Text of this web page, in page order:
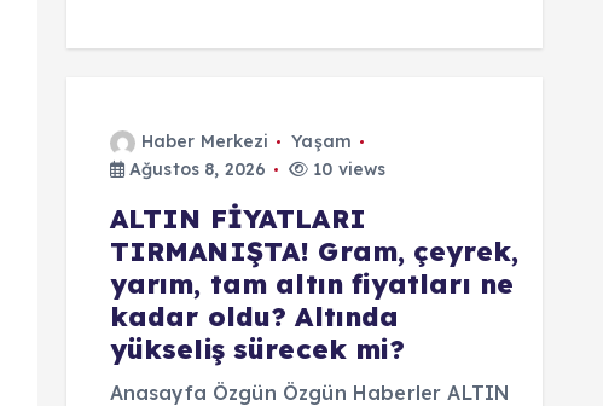
Haber Merkezi
Yaşam
Ağustos 8, 2026
10 views
ALTIN FİYATLARI
TIRMANIŞTA! Gram, çeyrek,
yarım, tam altın fiyatları ne
kadar oldu? Altında
yükseliş sürecek mi?
Anasayfa Özgün Özgün Haberler ALTIN